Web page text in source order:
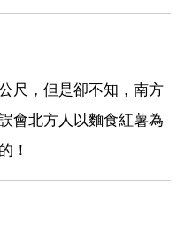
尺，但是卻不知，南方
會北方人以麵食紅薯為
！